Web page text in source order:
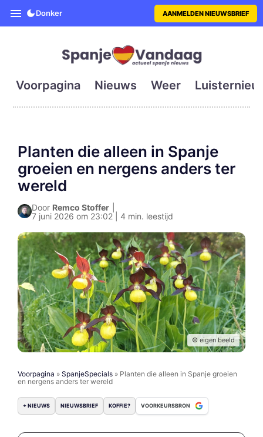
SpanjeVandaag is de eerste
Donker AANMELDEN NIEUWSBRIEF
Voorpagina Nieuws Weer
Planten die alleen in Spanje
groeien en nergens anders ter
wereld
Door Remco Stoffer
7 juni 2026 om 23:02 | 4 min. leestijd
© eigen beeld
Voorpagina » SpanjeSpecials » Planten die alleen in Spanje groeien
en nergens anders ter wereld
+ NIEUWS NIEUWSBRIEF KOFFIE? VOORKEURSBRON